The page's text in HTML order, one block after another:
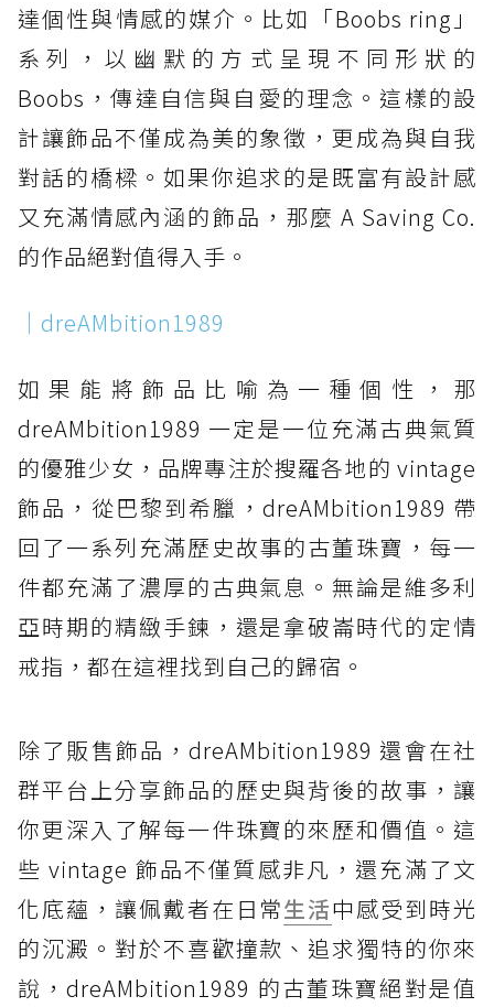
達個性與情感的媒介。比如「Boobs ring」
系列，以幽默的方式呈現不同形狀的
Boobs，傳達自信與自愛的理念。這樣的設
計讓飾品不僅成為美的象徵，更成為與自我
對話的橋樑。如果你追求的是既富有設計感
又充滿情感內涵的飾品，那麼 A Saving Co.
的作品絕對值得入手。
｜dreAMbition1989
如果能將飾品比喻為一種個性，那
dreAMbition1989 一定是一位充滿古典氣質
的優雅少女，品牌專注於搜羅各地的 vintage
飾品，從巴黎到希臘，dreAMbition1989 帶
回了一系列充滿歷史故事的古董珠寶，每一
件都充滿了濃厚的古典氣息。無論是維多利
亞時期的精緻手鍊，還是拿破崙時代的定情
戒指，都在這裡找到自己的歸宿。
除了販售飾品，dreAMbition1989 還會在社
群平台上分享飾品的歷史與背後的故事，讓
你更深入了解每一件珠寶的來歷和價值。這
些 vintage 飾品不僅質感非凡，還充滿了文
化底蘊，讓佩戴者在日常生活中感受到時光
的沉澱。對於不喜歡撞款、追求獨特的你來
說，dreAMbition1989 的古董珠寶絕對是值